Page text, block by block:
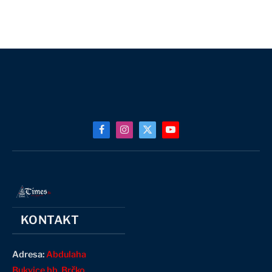
FacebookInstagram
X
YouTube
KONTAKT
Adresa:Abdulaha